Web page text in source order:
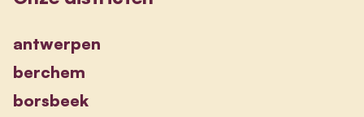
antwerpen
berchem
borsbeek